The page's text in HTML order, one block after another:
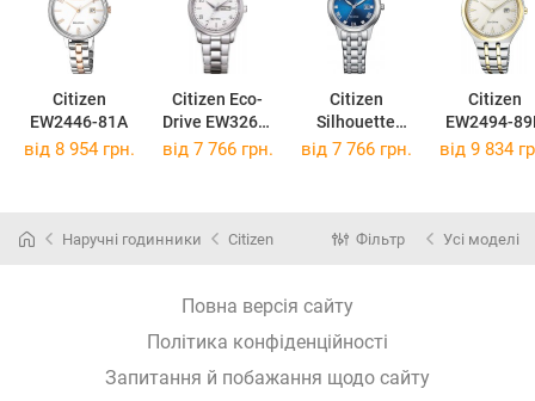
Citizen
EW2446-81A
Citizen Eco-
Drive EW3260-
84AE
Citizen
Silhouette
Crystal
Citizen
EW2494-
від 8 954 грн. від 7 766 грн. від 7 766 грн. від 9 834
Наручні годинники Citizen Фільтр Усі моделі
Повна версія сайту
Політика конфіденційності
Запитання й побажання щодо сайту